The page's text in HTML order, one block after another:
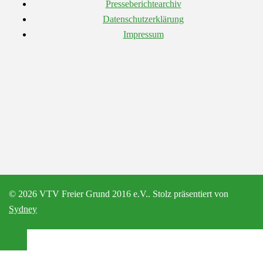
Presseberichtearchiv
Datenschutzerklärung
Impressum
© 2026 VTV Freier Grund 2016 e.V.. Stolz präsentiert von
Sydney